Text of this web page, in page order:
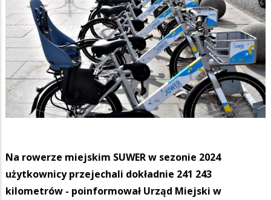
Na rowerze miejskim SUWER w sezonie 2024
użytkownicy przejechali dokładnie 241 243
kilometrów - poinformował Urząd Miejski w